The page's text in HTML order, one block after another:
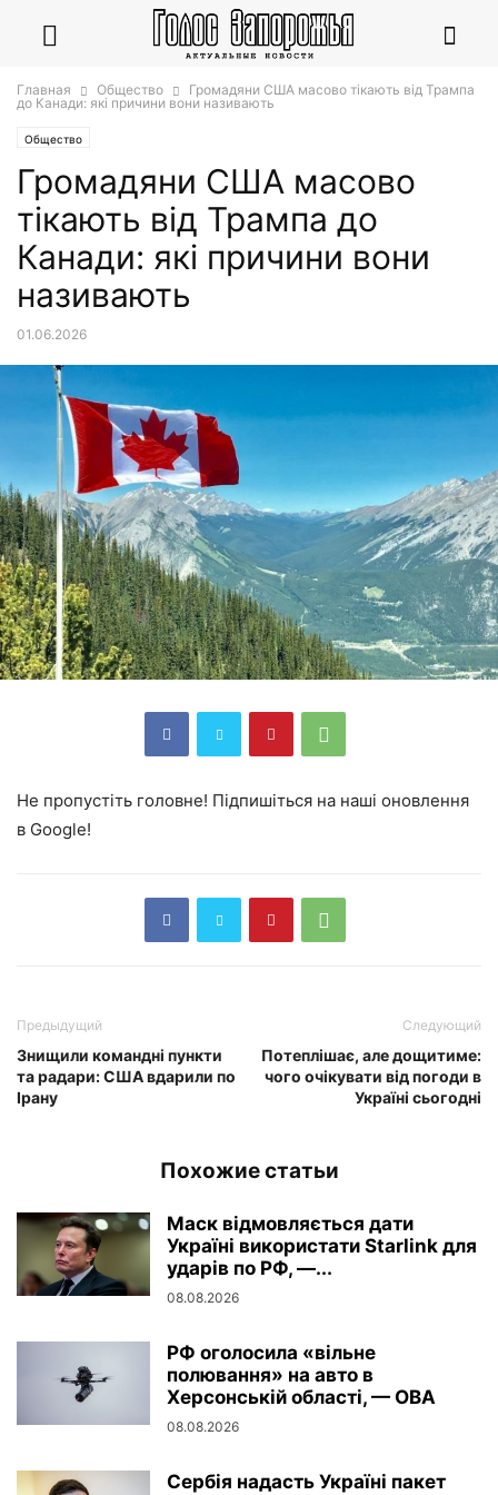
Главная Общество
Громадяни США масово тікають від Трампа
до Канади: які причини вони називають
Общество
Громадяни США масово
тікають від Трампа до
Канади: які причини вони
називають
01.06.2026
Не пропустіть головне! Підпишіться на наші оновлення
в Google!
Предыдущий
Знищили командні пункти
та радари: США вдарили по
Ірану
Следующий
Потеплішає, але дощитиме:
чого очікувати від погоди в
Україні сьогодні
Похожие статьи
Маск відмовляється дати
Україні використати Starlink для
ударів по РФ, —...
08.08.2026
РФ оголосила «вільне
полювання» на авто в
Херсонській області, — ОВА
08.08.2026
Сербія надасть Україні пакет